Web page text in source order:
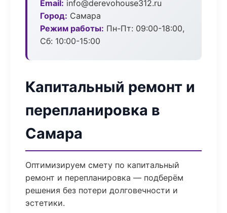
Email: info@derevohouse312.ru
Город: Самара
Режим работы: Пн-Пт: 09:00-18:00,
Сб: 10:00-15:00
Капитальный ремонт и
перепланировка в
Самара
Оптимизируем смету по капитальный
ремонт и перепланировка — подберём
решения без потери долговечности и
эстетики.